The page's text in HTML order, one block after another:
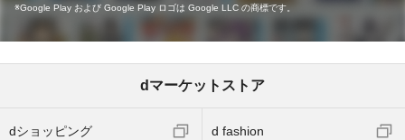
Google Play および Google Play ロゴは Google LLC の商標です。
dマーケットストア
dショッピング d fashion